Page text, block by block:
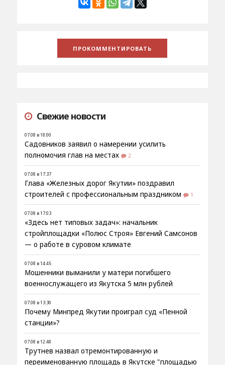
Свежие новости
07.08 в 18:00
Садовников заявил о намерении усилить
полномочия глав на местах
2
07.08 в 17:37
Глава «Железных дорог Якутии» поздравил
строителей с профессиональным праздником
1
07.08 в 17:03
«Здесь нет типовых задач»: начальник
стройплощадки «Полюс Строя» Евгений Самсонов
— о работе в суровом климате
07.08 в 14:45
Мошенники выманили у матери погибшего
военнослужащего из Якутска 5 млн рублей
07.08 в 13:30
Почему Минпред Якутии проиграл суд «Пенной
станции»?
07.08 в 12:48
Трутнев назвал отремонтированную и
переименованную площадь в Якутске "площадью